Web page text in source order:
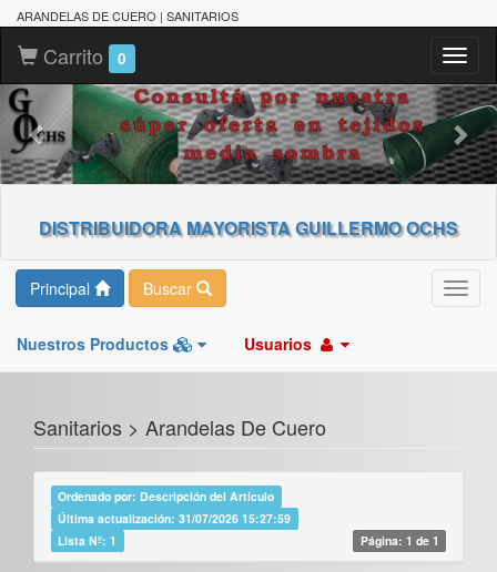
ARANDELAS DE CUERO | SANITARIOS
Carrito 0
DISTRIBUIDORA MAYORISTA GUILLERMO OCHS
Principal Buscar
Nuestros Productos Usuarios
Sanitarios > Arandelas De Cuero
Ordenado por: Descripción del Artículo
Última actualización: 31/07/2026 15:27:59
Lista Nº: 1
Página: 1 de 1